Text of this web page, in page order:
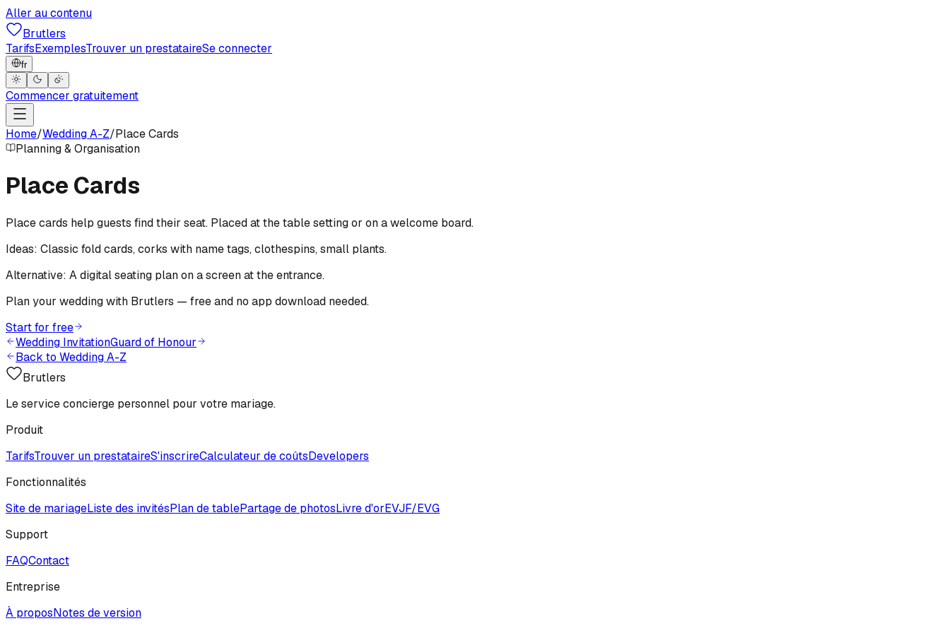
Aller au contenu
Brutlers
TarifsExemplesTrouver un prestataireSe connecter
fr
Commencer gratuitement
Home/Wedding A-Z/Place Cards
Planning & Organisation
Place Cards
Place cards help guests find their seat. Placed at the table setting or on a welcome board.
Ideas: Classic fold cards, corks with name tags, clothespins, small plants.
Alternative: A digital seating plan on a screen at the entrance.
Plan your wedding with Brutlers — free and no app download needed.
Start for free
Wedding InvitationGuard of Honour
Back to Wedding A-Z
Brutlers
Le service concierge personnel pour votre mariage.
Produit
TarifsTrouver un prestataireS'inscrireCalculateur de coûtsDevelopers
Fonctionnalités
Site de mariageListe des invitésPlan de tablePartage de photosLivre d'orEVJF/EVG
Support
FAQContact
Entreprise
À proposNotes de version